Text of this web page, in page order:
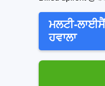
ਮਲਟੀ-
ਹਵਾਲਾ